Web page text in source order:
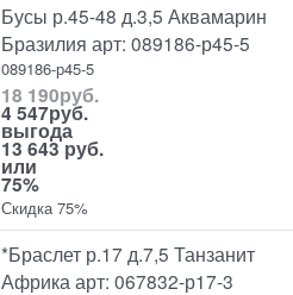
Бусы р.45-48 д.3,5 Аквамарин
Бразилия арт: 089186-р45-5
089186-р45-5
18 190руб.
4 547руб.
выгода
13 643 руб.
или
75%
Скидка 75%
*Браслет р.17 д.7,5 Танзанит
Африка арт: 067832-р17-3